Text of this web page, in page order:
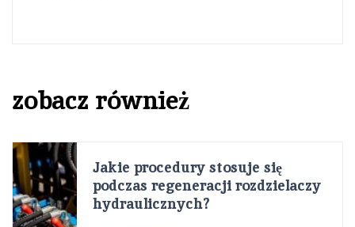
zobacz również
Jakie procedury stosuje się
podczas regeneracji rozdzielaczy
hydraulicznych?